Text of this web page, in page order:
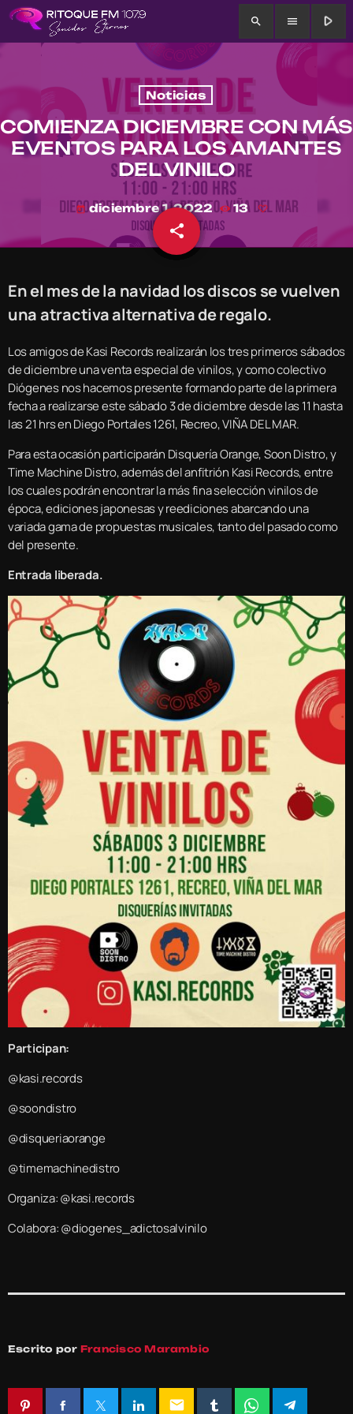
search menu play_arrow
Noticias
COMIENZA DICIEMBRE CON MÁS
EVENTOS PARA LOS AMANTES
DEL VINILO
today diciembre 1, 2022 13
share
email
En el mes de la navidad los discos se vuelven
una atractiva alternativa de regalo.
Los amigos de Kasi Records realizarán los tres primeros sábados
de diciembre una venta especial de vinilos, y como colectivo
Diógenes nos hacemos presente formando parte de la primera
fecha a realizarse este sábado 3 de diciembre desde las 11 hasta
las 21 hrs en Diego Portales 1261, Recreo, VIÑA DEL MAR.
Para esta ocasión participarán Disquería Orange, Soon Distro, y
Time Machine Distro, además del anfitrión Kasi Records, entre
los cuales podrán encontrar la más fina selección vinilos de
época, ediciones japonesas y reediciones abarcando una
variada gama de propuestas musicales, tanto del pasado como
del presente.
Entrada liberada.
Participan:
@kasi.records
@soondistro
@disqueriaorange
@timemachinedistro
Organiza: @kasi.records
Colabora: @diogenes_adictosalvinilo
Escrito por Francisco Marambio
email